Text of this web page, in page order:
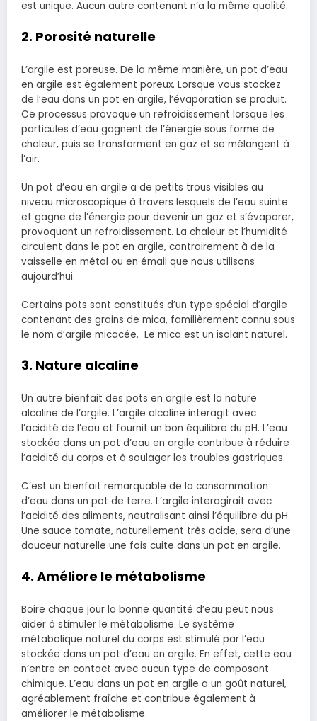
est unique. Aucun autre contenant n’a la même qualité.
2. Porosité naturelle
L’argile est poreuse. De la même manière, un pot d’eau
en argile est également poreux. Lorsque vous stockez
de l’eau dans un pot en argile, l’évaporation se produit.
Ce processus provoque un refroidissement lorsque les
particules d’eau gagnent de l’énergie sous forme de
chaleur, puis se transforment en gaz et se mélangent à
l’air.
Un pot d’eau en argile a de petits trous visibles au
niveau microscopique à travers lesquels de l’eau suinte
et gagne de l’énergie pour devenir un gaz et s’évaporer,
provoquant un refroidissement. La chaleur et l’humidité
circulent dans le pot en argile, contrairement à de la
vaisselle en métal ou en émail que nous utilisons
aujourd’hui.
Certains pots sont constitués d’un type spécial d’argile
contenant des grains de mica, familièrement connu sous
le nom d’argile micacée. Le mica est un isolant naturel.
3. Nature alcaline
Un autre bienfait des pots en argile est la nature
alcaline de l’argile. L’argile alcaline interagit avec
l’acidité de l’eau et fournit un bon équilibre du pH. L’eau
stockée dans un pot d’eau en argile contribue à réduire
l’acidité du corps et à soulager les troubles gastriques.
C’est un bienfait remarquable de la consommation
d’eau dans un pot de terre. L’argile interagirait avec
l’acidité des aliments, neutralisant ainsi l’équilibre du pH.
Une sauce tomate, naturellement très acide, sera d’une
douceur naturelle une fois cuite dans un pot en argile.
4. Améliore le métabolisme
Boire chaque jour la bonne quantité d’eau peut nous
aider à stimuler le métabolisme. Le système
métabolique naturel du corps est stimulé par l’eau
stockée dans un pot d’eau en argile. En effet, cette eau
n’entre en contact avec aucun type de composant
chimique. L’eau dans un pot en argile a un goût naturel,
agréablement fraîche et contribue également à
améliorer le métabolisme.